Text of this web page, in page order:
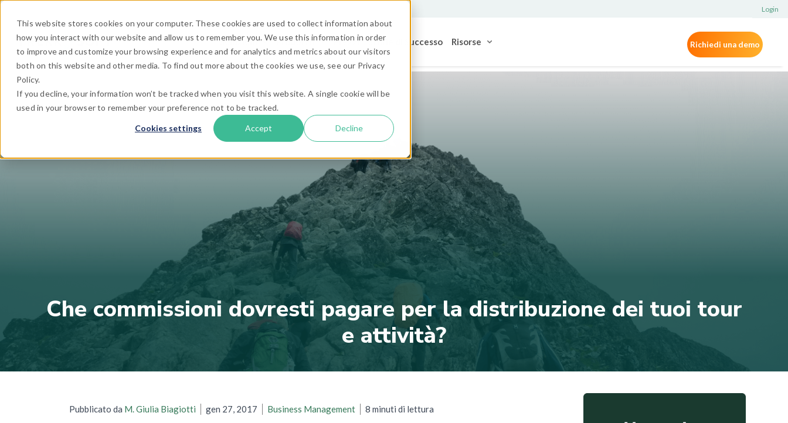
This website stores cookies on your computer. These cookies are used to collect information about
how you interact with our website and allow us to remember you. We use this information in order
to improve and customize your browsing experience and for analytics and metrics about our visitors
both on this website and other media. To find out more about the cookies we use, see our Privacy
Policy.
If you decline, your information won’t be tracked when you visit this website. A single cookie will be
used in your browser to remember your preference not to be tracked.
Cookies settings Accept Decline
Soluzioni Prodotto Prezzi Storie di Successo Risorse
Login
Richiedi una demo
Che commissioni dovresti pagare per la distribuzione dei tuoi tour
e attività?
Pubblicato da M. Giulia Biagiotti gen 27, 2017 Business Management 8 minuti di lettura